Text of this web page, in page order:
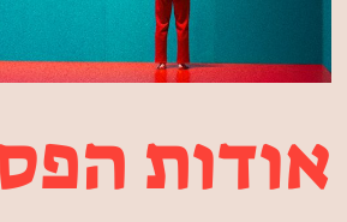
אודות